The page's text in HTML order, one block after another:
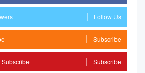
Follow Us
Subscribe
Subscribe Subscribe